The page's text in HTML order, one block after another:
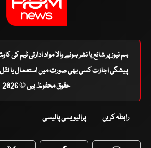
ہم نیوز پر شائع یا نشر ہونے والا مواد ادارتی ٹیم کی
پیشگی اجازت کسی بھی صورت میں استعمال یا نقل
حقوق محفوظ ہیں © 2026
رابطہ کریں پرائیویسی پالیسی